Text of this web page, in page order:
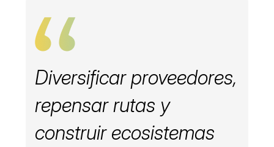
Diversificar proveedores,
repensar rutas y
construir ecosistemas